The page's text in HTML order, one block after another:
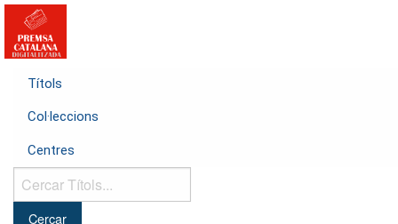
Títols
Col·leccions
Centres
Cercar
Títols...